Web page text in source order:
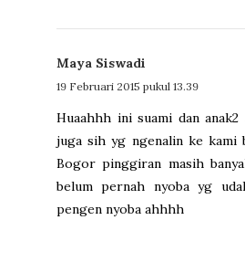
Maya Siswadi
19 Februari 2015 pukul 13.39
Huaahhh ini suami dan anak2
juga sih yg ngenalin ke kami
Bogor pinggiran masih
belum pernah nyoba yg
pengen nyoba ahhhh